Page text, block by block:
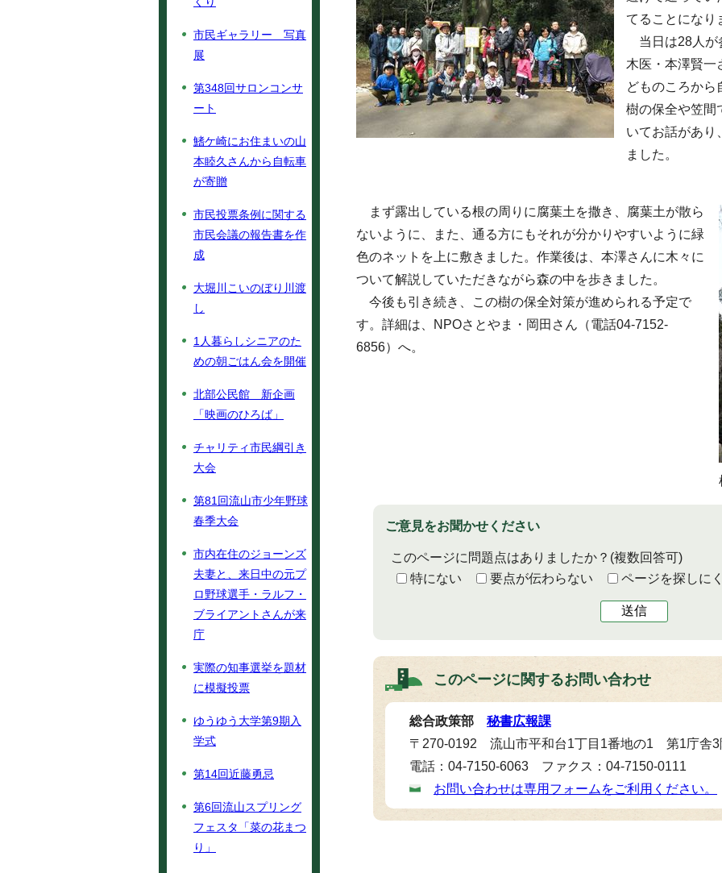
てることになり
当日は28人が
木医・本澤賢一
どものころから
樹の保全や笠間
いてお話があり
ました。
まず露出している根の周りに腐葉土を撒き、腐葉土が散ら
ないように、また、通る方にもそれが分かりやすいように緑
色のネットを上に敷きました。作業後は、本澤さんに木々に
ついて解説していただきながら森の中を歩きました。
今後も引き続き、この樹の保全対策が進められる予定で
す。詳細は、NPOさとやま・岡田さん（電話04-7152-
6856）へ。
ご意見をお聞かせください
このページに問題点はありましたか？ (複数回答可)
特にない
要点が伝わらない ページを探しに
送信
このページに関するお問い合わせ
総合政策部 秘書広報課
〒270-0192 流山市平和台1丁目1番地の1 第1庁舎3
電話：04-7150-6063 ファクス：04-7150-0111
お問い合わせは専用フォームをご利用ください。
市民ギャラリー 写真
展
第348回サロンコンサ
ート
鰭ケ崎にお住まいの山
本睦久さんから自転車
が寄贈
市民投票条例に関する
市民会議の報告書を作
成
大堀川こいのぼり川渡
し
1人暮らしシニアのた
めの朝ごはん会を開催
北部公民館 新企画
「映画のひろば」
チャリティ市民綱引き
大会
第81回流山市少年野球
春季大会
市内在住のジョーンズ
夫妻と、来日中の元プ
ロ野球選手・ラルフ・
ブライアントさんが来
庁
実際の知事選挙を題材
に模擬投票
ゆうゆう大学第9期入
学式
第14回近藤勇忌
第6回流山スプリング
フェスタ「菜の花まつ
り」